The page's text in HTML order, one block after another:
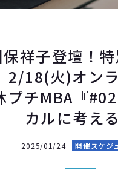
保祥子登壇！
2/18(火)オン
プチMBA『
カルに考える
2025/01/24 開催スケジ